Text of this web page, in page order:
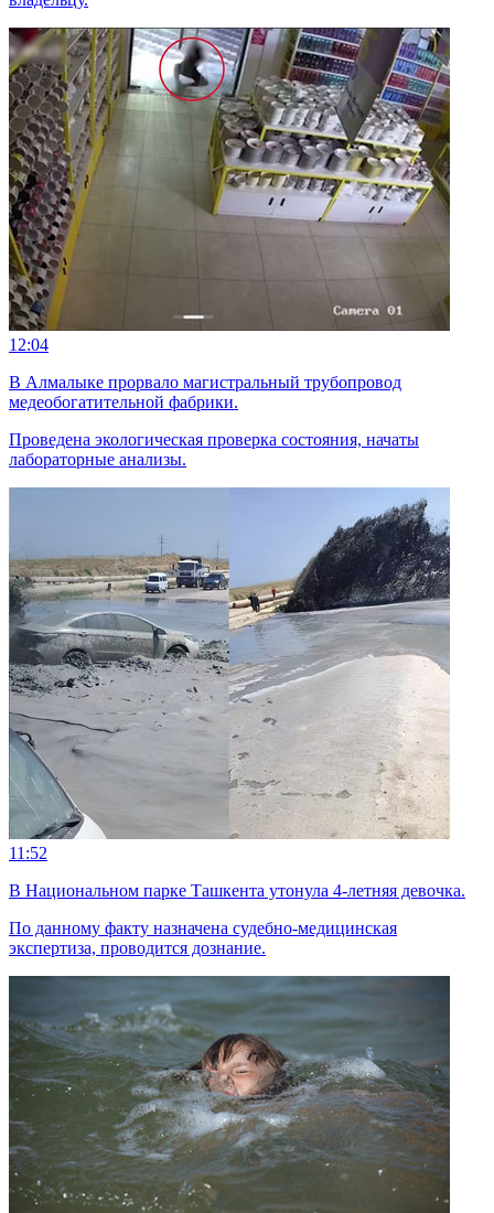
12:04
В Алмалыке прорвало магистральный трубопровод
медеобогатительной фабрики.
Проведена экологическая проверка состояния, начаты
лабораторные анализы.
11:52
В Национальном парке Ташкента утонула 4-летняя девочка.
По данному факту назначена судебно-медицинская
экспертиза, проводится дознание.